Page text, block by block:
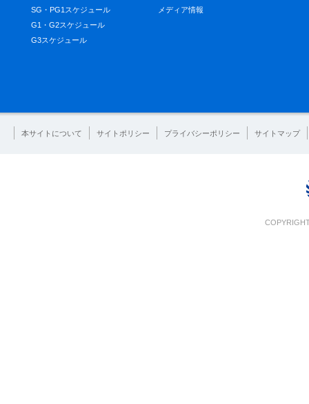
SG・PG1スケジュール
G1・G2スケジュール
G3スケジュール
メディア情報
本サイトについて サイトポリシー プライバシーポリシー サイトマップ